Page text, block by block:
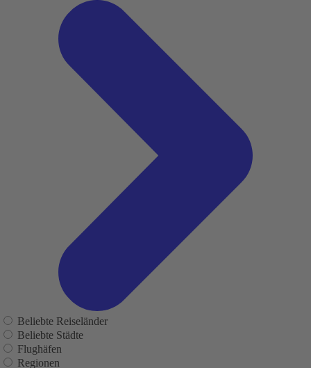
Beliebte Reiseländer
Beliebte Städte
Flughäfen
Regionen